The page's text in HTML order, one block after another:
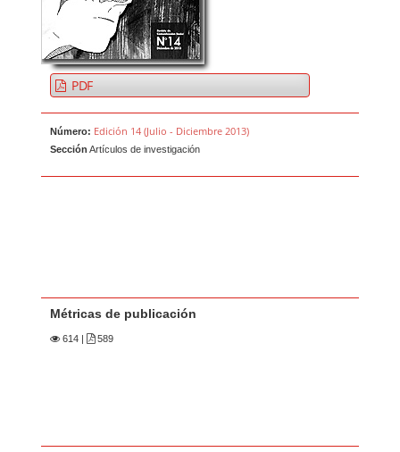
PDF
Número: Edición 14 (Julio - Diciembre 2013)
Sección Artículos de investigación
Métricas de publicación
614 589